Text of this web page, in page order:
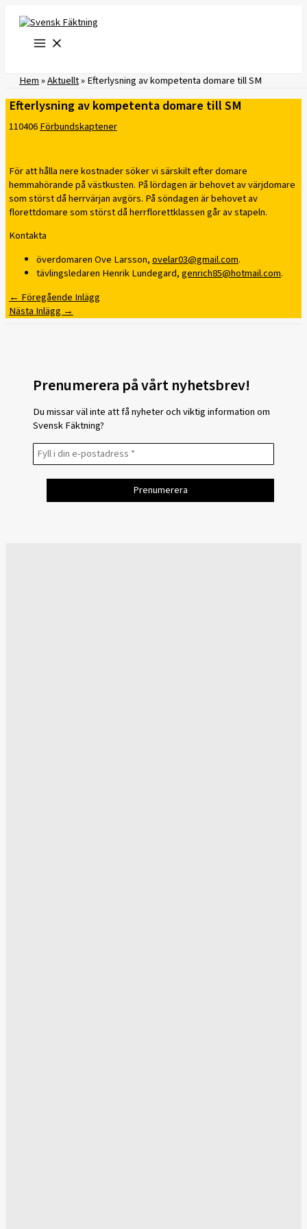
innehåll
Hem»Aktuellt»Efterlysning av kompetenta domare till SM
Efterlysning av kompetenta domare till SM
110406Förbundskaptener
För att hålla nere kostnader söker vi särskilt efter domare
hemmahörande på västkusten. På lördagen är behovet av värjdomare
som störst då herrvärjan avgörs. På söndagen är behovet av
florettdomare som störst då herrflorettklassen går av stapeln.
Kontakta
överdomaren Ove Larsson,ovelar03@gmail.com.
tävlingsledaren Henrik Lundegard,genrich85@hotmail.com.
← Föregående Inlägg
Nästa Inlägg →
Prenumerera på vårt nyhetsbrev!
Du missar väl inte att få nyheter och viktig information om
Svensk Fäktning?